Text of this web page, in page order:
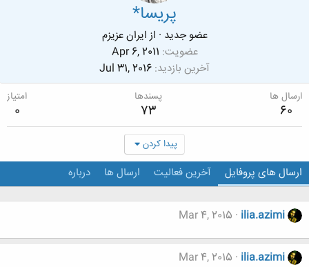
پریسا*
عضو جدید · ازایران عزیزم
عضویت Apr 6, 2011
آخرین بازدید Jul 31, 2016
ارسال ها
60
پسندها
73
امتیاز
0
پیدا کردن
ارسال های پروفایل آخرین فعالیت ارسال ها درباره
ilia.azimi
Mar 4, 2015
ilia.azimi
Mar 4, 2015